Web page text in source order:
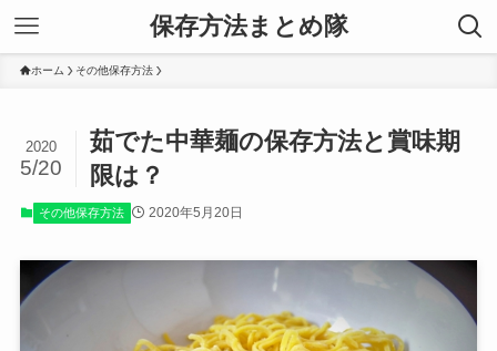
保存方法まとめ隊
ホーム その他保存方法
茹でた中華麺の保存方法と賞味期
限は？
2020
5/20
その他保存方法 2020年5月20日